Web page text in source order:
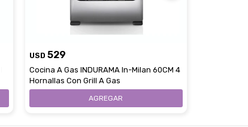
USD 529
Cocina A Gas INDURAMA In-Milan 60CM 4
Hornallas Con Grill A Gas